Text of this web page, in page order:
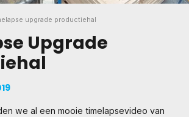
upgrade productiehal
Upgrade
we al een mooie timelapsevideo van